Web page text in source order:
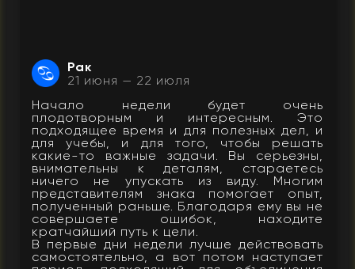
Рак
21 июня — 22 июля
Начало недели будет очень
плодотворным и интересным. Это
подходящее время и для полезных дел, и
для учебы, и для того, чтобы решать
какие-то важные задачи. Вы серьезны,
внимательны к деталям, стараетесь
ничего не упускать из виду. Многим
представителям знака помогает опыт,
полученный раньше. Благодаря ему вы не
совершаете ошибок, находите
кратчайший путь к цели.
В первые дни недели лучше действовать
самостоятельно, а вот потом наступает